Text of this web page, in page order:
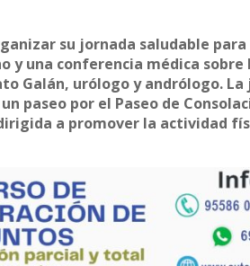
su jornada saludable
y una conferencia médica sobre
Galán, urólogo y andrólogo. La
paseo por el Paseo de
a promover la actividad